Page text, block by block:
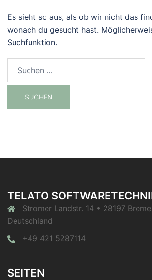
Es sieht so aus, als ob wir nicht das
wonach du gesucht hast.
Suchfunktion.
TELATO
Stromer Landstr. 14 • 28197
Deutschland
+49 421 5287114
SEITEN